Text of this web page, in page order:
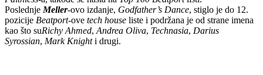
PoslednjeMeller-ovo izdanje, Godfather’s Dance, stiglo je do 12.
pozicije Beatport-ove tech house liste i podržana je od strane imena
kao što suRichy Ahmed,Andrea Oliva, Technasia, Darius
Syrossian, Mark Knighti drugi.